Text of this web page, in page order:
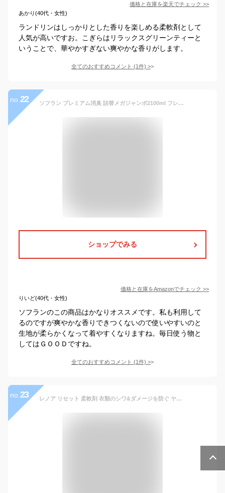
価格と在庫を楽天でチェック >>
あかり(40代・女性)
ランドリンはしっかりとした香りを楽しめる柔軟剤として
人気が高いですお。こぎらはリラックスグリーンティーと
いうことで、華やかすぎない爽やかな香りがします。
全てのおすすめコメント (1件) >
no. 22 ソフラン プレミアム消臭 詰替メガジャンボ2100ml フレッシュグリーンアロマ 生乾きでも菌を生ませずニオわせない 柔軟剤 抗菌 部屋干し 汗臭 体臭 加齢臭 靴下臭
ショップでみる
価格と在庫をAmazonでチェック >>
りいど(40代・女性)
ソフランのこの商品はかなりオススメです。私も利用して
るのですが爽やかな香りできつくないので使いやすいのと
生地が柔らかくなって着やすくなりますね。毎日使う物と
してはＧＯＯＤですね。
全てのおすすめコメント (1件) >
no. 23 レノア リセット 柔軟剤 衣類のシワ&ダメージを防ぐ ヤマユリ&グリーンブーケの香り 本体 570mL